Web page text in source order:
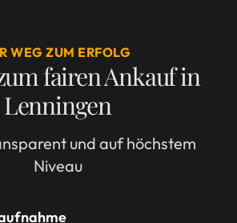
WEG ZUM ERFOLG
fairen Ankauf in
Lenningen
und auf höchstem
Niveau